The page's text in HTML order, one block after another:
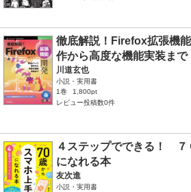
徹底解説！Firefox拡張機
作から高度な機能実装まで
川道玄也
小説・実用書
1巻
1,800pt
レビュー投稿数0件
４ステップでできる！ ７
になれる本
友次進
小説・実用書